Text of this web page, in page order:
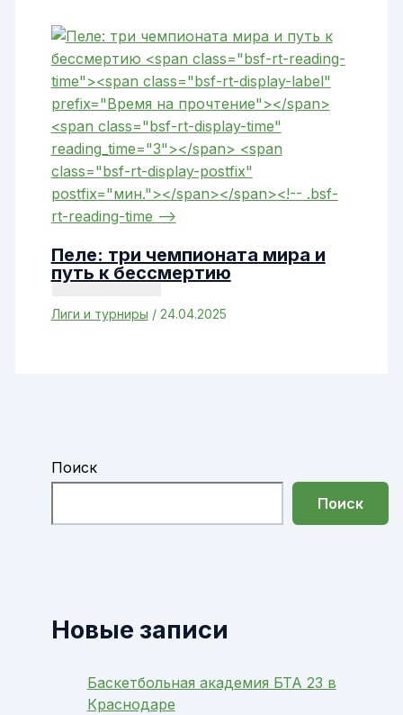
Пеле: три чемпионата мира и
путь к бессмертию
Лиги и турниры / 24.04.2025
Поиск
Поиск
Новые записи
Баскетбольная академия БТА 23 в
Краснодаре